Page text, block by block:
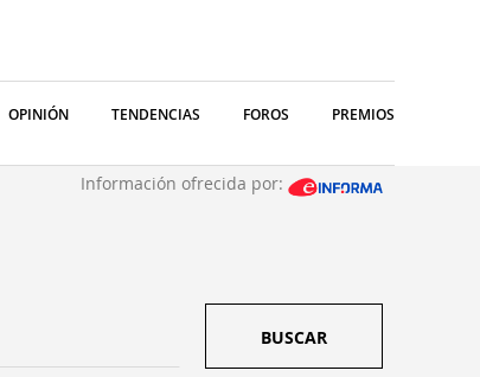
OPINIÓN TENDENCIAS FOROS PREMIOS
Información ofrecida por:
BUSCAR